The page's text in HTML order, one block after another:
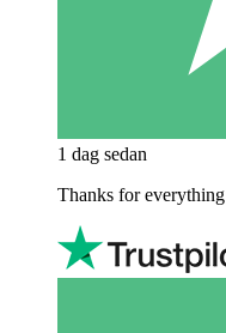
1 dag sedan
Thanks for everything